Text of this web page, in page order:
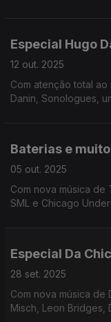
Especial Hugo
12 out. 2025
Com atenção total
Danin, Sonologues,
Baterias e
05 out. 2025
Com nova música de
SML e Chicago
Especial Da
28 set. 2025
Com nova música de
Misch, Leon Bridges,